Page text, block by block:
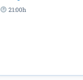
21:00h